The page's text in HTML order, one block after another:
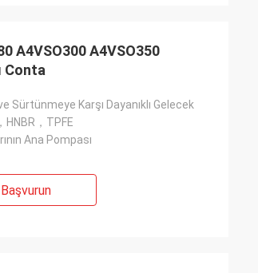
A4VSO300 A4VSO350
Conta
Sürtünmeye Karşı Dayanıklı Gelecek
HNBR，TPFE
Ana Pompası